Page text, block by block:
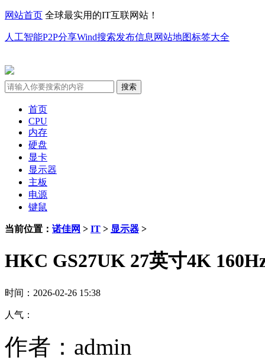
网站首页 全球最实用的IT互联网站！
人工智能P2P分享Wind搜索发布信息 网站地图标签大全
首页
CPU
内存
硬盘
显卡
显示器
主板
电源
键鼠
当前位置： 诺佳网 > IT > 显示器 >
HKC GS27UK 27英寸4K
时间：2026-02-26 15:38
人气：
作者：admin